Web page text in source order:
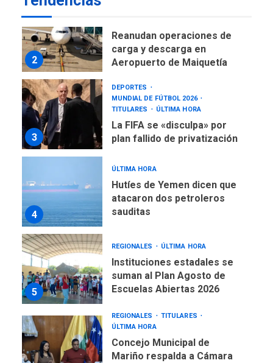
2
Reanudan operaciones de
carga y descarga en
Aeropuerto de Maiquetía
3
DEPORTES
MUNDIAL DE FÚTBOL 2026
TITULARES
ÚLTIMA HORA
La FIFA se «disculpa» por
plan fallido de privatización
4
ÚLTIMA HORA
Hutíes de Yemen dicen que
atacaron dos petroleros
sauditas
5
REGIONALES ÚLTIMA HORA
Instituciones estadales se
suman al Plan Agosto de
Escuelas Abiertas 2026
REGIONALES
TITULARES
ÚLTIMA HORA
Concejo Municipal de
Mariño respalda a Cámara